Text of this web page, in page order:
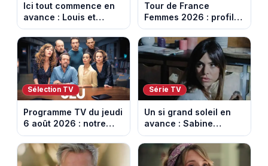
Ici tout commence en
avance : Louis et
Jasmine enfin en
couple. Episode du 7
août 2026 (spoiler)
Tour de France
Femmes 2026 : profil
et horaires de la 6e
étape entre
Montbrison et
Tournon-sur-Rhône
Sélection TV
Programme TV du jeudi
6 août 2026 : notre
sélection pour votre
soirée télé
Série TV
Un si grand soleil en
avance : Sabine
menacée par Céleste.
Episode du 7 août
2026 (spoiler).